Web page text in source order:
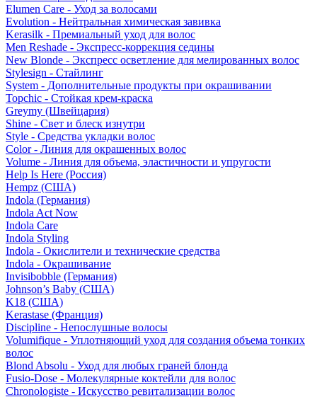
Elumen Care - Уход за волосами
Evolution - Нейтральная химическая завивка
Kerasilk - Премиальный уход для волос
Men Reshade - Экспресс-коррекция седины
New Blonde - Экспресс осветление для мелированных волос
Stylesign - Стайлинг
System - Дополнительные продукты при окрашивании
Topchic - Стойкая крем-краска
Greymy (Швейцария)
Shine - Свет и блеск изнутри
Style - Средства укладки волос
Color - Линия для окрашенных волос
Volume - Линия для объема, эластичности и упругости
Help Is Here (Россия)
Hempz (США)
Indola (Германия)
Indola Act Now
Indola Care
Indola Styling
Indola - Окислители и технические средства
Indola - Окрашивание
Invisibobble (Германия)
Johnson’s Baby (США)
K18 (США)
Kerastase (Франция)
Discipline - Непослушные волосы
Volumifique - Уплотняющий уход для создания объема тонких
волос
Blond Absolu - Уход для любых граней блонда
Fusio-Dose - Молекулярные коктейли для волос
Chronologiste - Искусство ревитализации волос